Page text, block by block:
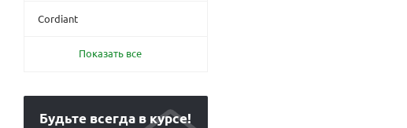
Cordiant
Показать все
Будьте всегда в курсе!